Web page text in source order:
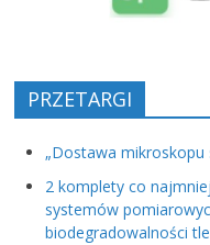
PRZETARGI
„Dostawa
2 komplety co
systemów
biodegradowalności